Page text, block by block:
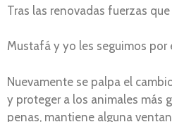
Tras las renovadas fuerzas
Mustafá y yo les seguimos por
Nuevamente se palpa el
y proteger a los animales más
penas, mantiene alguna